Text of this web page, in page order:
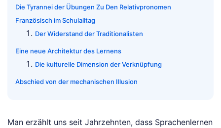
Die Tyrannei der Übungen Zu Den Relativpronomen
Französisch im Schulalltag
Der Widerstand der Traditionalisten
Eine neue Architektur des Lernens
Die kulturelle Dimension der Verknüpfung
Abschied von der mechanischen Illusion
Man erzählt uns seit Jahrzehnten, dass Sprachenlernen